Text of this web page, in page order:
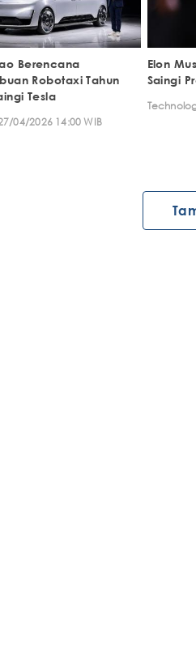
Berencana
Robotaxi Tahun
Tesla
04/2026 14:00 WIB
Elon
Saingi